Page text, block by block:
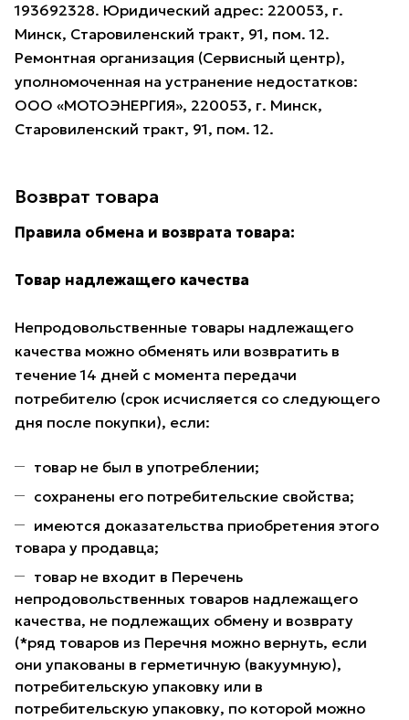
193692328. Юридический адрес: 220053, г.
Минск, Старовиленский тракт, 91, пом. 12.
Ремонтная организация (Сервисный центр),
уполномоченная на устранение недостатков:
ООО «МОТОЭНЕРГИЯ», 220053, г. Минск,
Старовиленский тракт, 91, пом. 12.
Возврат товара
Правила обмена и возврата товара:
Товар надлежащего качества
Непродовольственные товары надлежащего
качества можно обменять или возвратить в
течение 14 дней с момента передачи
потребителю (срок исчисляется со следующего
дня после покупки), если:
товар не был в употреблении;
сохранены его потребительские свойства;
имеются доказательства приобретения этого
товара у продавца;
товар не входит в Перечень
непродовольственных товаров надлежащего
качества, не подлежащих обмену и возврату
(*ряд товаров из Перечня можно вернуть, если
они упакованы в герметичную (вакуумную),
потребительскую упаковку или в
потребительскую упаковку, по которой можно